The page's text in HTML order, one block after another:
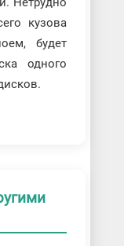
кузова
будет
одного